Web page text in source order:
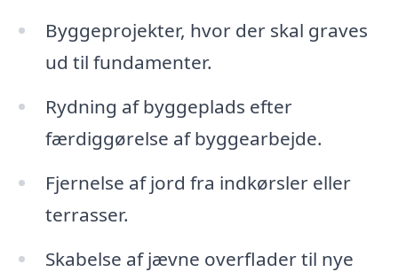
Byggeprojekter, hvor der skal graves
ud til fundamenter.
Rydning af byggeplads efter
færdiggørelse af byggearbejde.
Fjernelse af jord fra indkørsler eller
terrasser.
Skabelse af jævne overflader til nye